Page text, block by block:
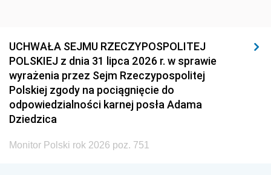
UCHWAŁA SEJMU RZECZYPOSPOLITEJ
POLSKIEJ z dnia 31 lipca 2026 r. w sprawie
wyrażenia przez Sejm Rzeczypospolitej
Polskiej zgody na pociągnięcie do
odpowiedzialności karnej posła Adama
Dziedzica
Monitor Polski rok 2026 poz. 751